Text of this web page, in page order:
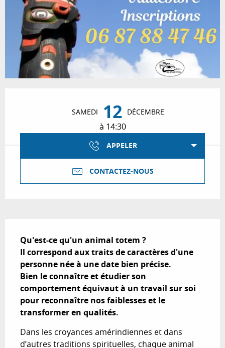
SAMEDI 12 DÉCEMBRE
à 14:30
APPELER
CONTACTEZ-NOUS
Qu'est-ce qu'un animal totem ?
Il correspond aux traits de caractères d'une
personne née à une date bien précise.
Bien le connaître et étudier son
comportement équivaut à un travail sur soi
pour reconnaître nos faiblesses et le
transformer en qualités.
Dans les croyances amérindiennes et dans
d’autres traditions spirituelles, chaque animal